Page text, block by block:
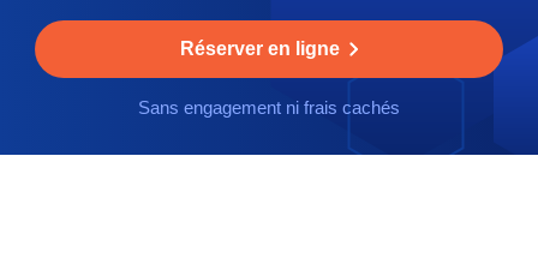
Réserver en ligne
Sans engagement ni frais cachés